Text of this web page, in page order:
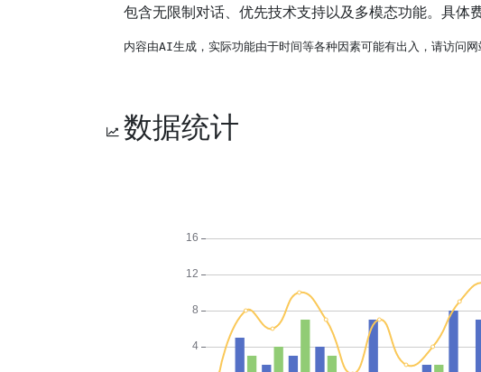
包含无限制对话、优先技术支持以及多模态功能。具体
内容由AI生成，实际功能由于时间等各种因素可能有出入，请访问
数据统计